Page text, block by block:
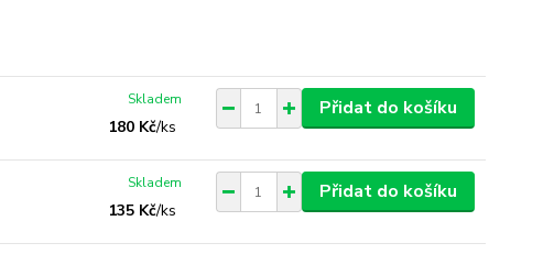
180 Kč/ks
Skladem Přidat do košíku
135 Kč/ks
Skladem Přidat do košíku